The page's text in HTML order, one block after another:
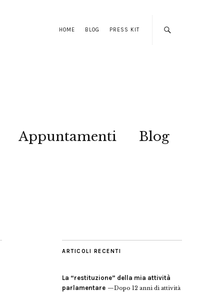
HOME BLOG PRESS KIT
Appuntamenti Blog
ARTICOLI RECENTI
La “restituzione” della mia attività
parlamentare
Dopo 12 anni di attività